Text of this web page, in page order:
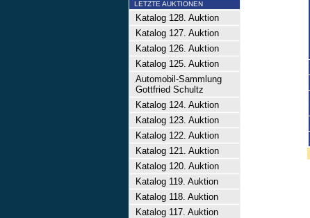
LETZTE AUKTIONEN
Katalog 128. Auktion
Katalog 127. Auktion
Katalog 126. Auktion
Katalog 125. Auktion
Automobil-Sammlung
Gottfried Schultz
Katalog 124. Auktion
Katalog 123. Auktion
Katalog 122. Auktion
Katalog 121. Auktion
Katalog 120. Auktion
Katalog 119. Auktion
Katalog 118. Auktion
Katalog 117. Auktion